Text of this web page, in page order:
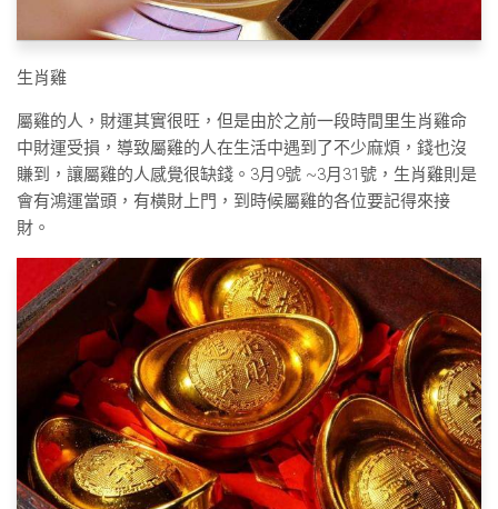
生肖雞
屬雞的人，財運其實很旺，但是由於之前一段時間里生肖雞命
中財運受損，導致屬雞的人在生活中遇到了不少麻煩，錢也沒
賺到，讓屬雞的人感覺很缺錢。3月9號 ~3月31號，生肖雞則是
會有鴻運當頭，有橫財上門，到時候屬雞的各位要記得來接
財。